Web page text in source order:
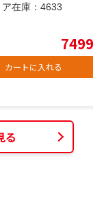
在庫： 4633
7499
カートに入れる
る